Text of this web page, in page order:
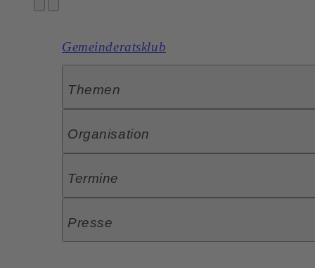
Gemeinderatsklub
Themen
Organisation
Termine
Presse